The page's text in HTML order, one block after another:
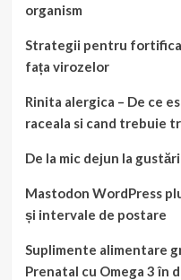
organism
Strategii pentru
fața virozelor
Rinita alergica – De ce
raceala si cand trebuie
De la mic dejun la gustări
Mastodon WordPress
și intervale de postare
Suplimente alimentare
Prenatal cu Omega 3 în